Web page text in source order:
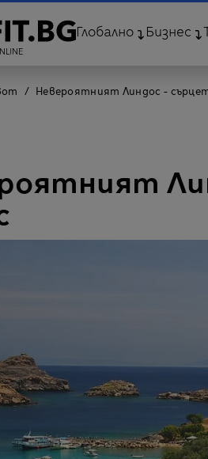
Глобално Бизнес
Невероятният Линдос -